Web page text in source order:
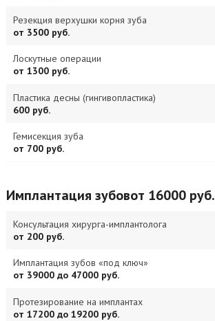
Резекция верхушки корня зуба
от 3500 руб.
Лоскутные операции
от 1300 руб.
Пластика десны (гингивопластика)
600 руб.
Гемисекция зуба
от 700 руб.
Имплантация зубовот 16000 руб.
Консультация хирурга-имплантолога
от 200 руб.
Имплантация зубов «под ключ»
от 39000 до 47000 руб.
Протезирование на имплантах
от 17200 до 19200 руб.